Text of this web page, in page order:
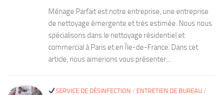
Ménage Parfait est notre entreprise, une entreprise
de nettoyage émergente et très estimée. Nous nous
spécialisons dans le nettoyage résidentiel et
commercial à Paris et en Île-de-France. Dans cet
article, nous aimerions vous présenter...
SERVICE DE DÉSINFECTION / ENTRETIEN DE BUREAU/